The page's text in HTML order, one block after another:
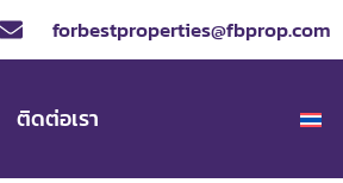
forbestproperties@fbprop.com
ติดต่อเรา